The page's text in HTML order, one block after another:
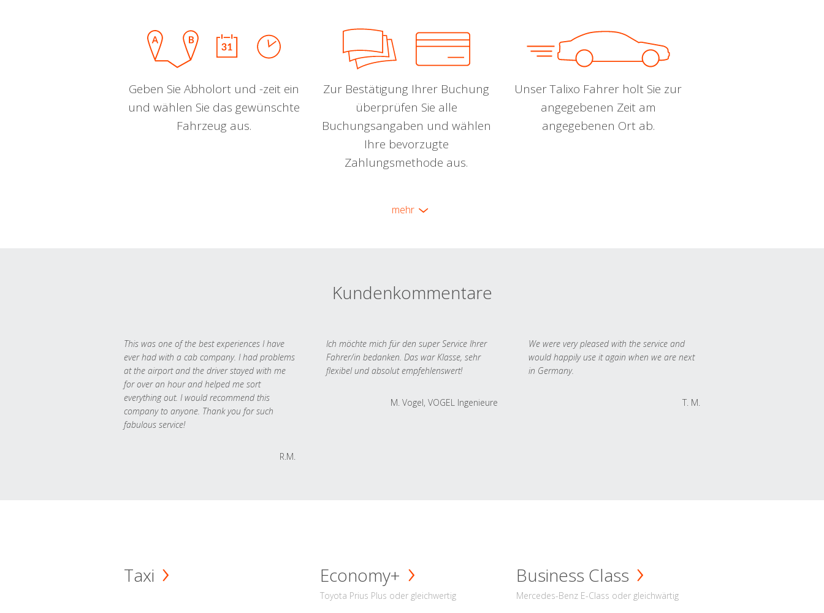
Geben Sie Abholort und -zeit ein
und wählen Sie das gewünschte
Fahrzeug aus.
Zur Bestätigung Ihrer Buchung
überprüfen Sie alle
Buchungsangaben und wählen
Ihre bevorzugte
Zahlungsmethode aus.
Unser Talixo Fahrer holt Sie zur
angegebenen Zeit am
angegebenen Ort ab.
mehr
Kundenkommentare
This was one of the best experiences I have
ever had with a cab company. I had problems
at the airport and the driver stayed with me
for over an hour and helped me sort
everything out. I would recommend this
company to anyone. Thank you for such
fabulous service!
R.M.
Ich möchte mich für den super Service Ihrer
Fahrer/in bedanken. Das war Klasse, sehr
flexibel und absolut empfehlenswert!
M. Vogel, VOGEL Ingenieure
We were very pleased with the service and
would happily use it again when we are next
in Germany.
T. M.
Taxi Economy+
Toyota Prius Plus oder gleichwertig
Business Class
Mercedes-Benz E-Class oder gleichwärtig